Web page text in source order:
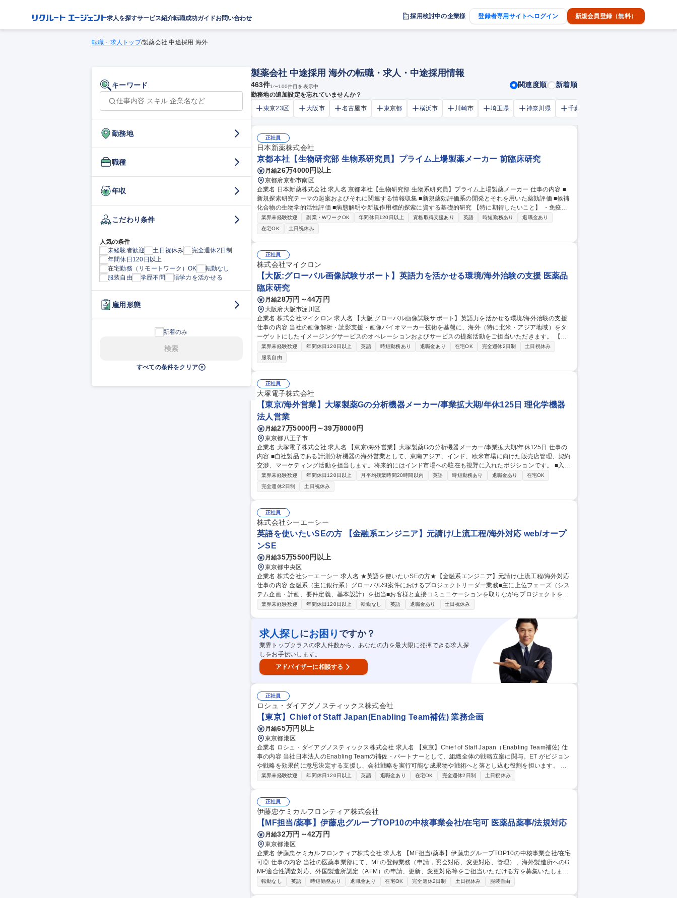
求人を探すサービス紹介転職成功ガイドお問い合わせ 採用検討中の企業様 登録者専用サイトへログイン 新規会員登録（無料）
転職・求人トップ/製薬会社 中途採用 海外
キーワード
勤務地
職種
年収
こだわり条件
人気の条件
未経験者歓迎
土日祝休み
完全週休2日制
年間休日120日以上
在宅勤務（リモートワーク）OK
転勤なし
服装自由
学歴不問 語学力を活かせる
雇用形態
新着のみ
検索
すべての条件をクリア
製薬会社 中途採用 海外の転職・求人・中途採用情報
463件1〜100件目を表示中 関連度順 新着順
勤務地の追加設定を忘れていませんか？
東京23区
大阪市 名古屋市 東京都 横浜市 川崎市 埼玉県 神奈川県 千葉市
正社員
日本新薬株式会社
京都本社【生物研究部 生物系研究員】プライム上場製薬メーカー 前臨床研究
月給26万4000円以上
京都府京都市南区
企業名 日本新薬株式会社 求人名 京都本社【生物研究部 生物系研究員】プライム上場製薬メーカー 仕事の内容 ■
新規探索研究テーマの起案およびそれに関連する情報収集 ■新規薬効評価系の開発とそれを用いた薬効評価 ■候補
化合物の生物学的活性評価 ■病態解明や新規作用標的探索に資する基礎的研究 【特に期待したいこと】 ・免疫疾
患に関連した研究テーマや基礎的研究の立案ならびに推進 ・専門知識・技術に基づいた研究員に対する指導・ア
ドバイス 募集職種 京都本社【生物研究部 生物系研究員】プライム上場製薬メーカー
業界未経験歓迎 副業・WワークOK 年間休日120日以上 資格取得支援あり 英語 時短勤務あり
退職金あり
在宅OK
土日祝休み
正社員
株式会社マイクロン
【大阪:グローバル画像試験サポート】英語力を活かせる環境/海外治験の支援 医薬品
臨床研究
月給28万円～44万円
大阪府大阪市淀川区
企業名 株式会社マイクロン 求人名 【大阪:グローバル画像試験サポート】英語力を活かせる環境/海外治験の支援
仕事の内容 当社の画像解析・読影支援・画像バイオマーカー技術を基盤に、海外（特に北米・アジア地域）をタ
ーゲットにしたイメージングサービスのオペレーションおよびサービスの提案活動をご担当いただきます。 【業
務内容】■海外製薬企業・医療機関との英語メール・Web会議対応 ■画像取得～納品までの工程管理（スケジュー
ル調整・品質管理） ■英語での撮像手順書（Imaging Manual等）作成・レビュー ■海外施設・技師へのトレーニ
ングや問い合わせ対応 ■国際ガイドラインや医学論文に基づく業務提案・文献調査 ■海外パートナーとの連携・英
語会議ファシリテーション 募集職種 【大阪:グローバル画像試験サポート】英語力を活かせる環境/海外治験の支
援
業界未経験歓迎 年間休日120日以上 英語 時短勤務あり 退職金あり 在宅OK 完全週休2日制
土日祝休み
服装自由
正社員
大塚電子株式会社
【東京/海外営業】大塚製薬Gの分析機器メーカー/事業拡大期/年休125日 理化学機器
法人営業
月給27万5000円～39万8000円
東京都八王子市
企業名 大塚電子株式会社 求人名 【東京/海外営業】大塚製薬Gの分析機器メーカー/事業拡大期/年休125日 仕事の
内容 ■自社製品である計測分析機器の海外営業として、東南アジア、インド、欧米市場に向けた販売店管理、契約
交渉、マーケティング活動を担当します。将来的にはインド市場への駐在も視野に入れたポジションです。 ■入社
後は国内営業への同行や実務立会いなどの手厚い研修を通じて製品知識を習得していただきます。その後は既存
販売店のサポートや新規開拓を担い、現地のニーズを分析して最適な展開手法を提言するマーケティング視点で
の活躍が求められます。 ■単に製品を販売するにとどまらず、事業戦略に直結する裁量の大きな業務であり、大塚
グループの独自の技術を世界中に届ける社会的意義の大きなミッションです。 募集職種 【東京/海外営業】大塚製
薬Gの分析機器メーカー/事業拡大期/年休125日
業界未経験歓迎 年間休日120日以上 月平均残業時間20時間以内 英語 時短勤務あり 退職金あり
在宅OK
完全週休2日制
土日祝休み
正社員
株式会社シーエーシー
英語を使いたいSEの方 【金融系エンジニア】元請け/上流工程/海外対応 web/オープ
ンSE
月給35万5500円以上
東京都中央区
企業名 株式会社シーエーシー 求人名 ★英語を使いたいSEの方★【金融系エンジニア】元請け/上流工程/海外対応
仕事の内容 金融系（主に銀行系）グローバルSI案件におけるプロジェクトリーダー業務■主に上位フェーズ（シス
テム企画・計画、要件定義、基本設計）を担当■お客様と直接コミュニケーションを取りながらプロジェクトを推
進 【具体的には】大手銀行企業を顧客として、金融系グローバルSI案件のプロジェクトリーダーとして活躍して
を立案。プロジェクト全体の進行管理や品質管理も行います。海外支店向けのシステム開発も扱うため、英語力
を活かした業務も可能です。。 募集職種 ★英語を使いたいSEの方★【金融系エンジニア】元請け/上流工程/海外
対応
業界未経験歓迎 年間休日120日以上 転勤なし 英語 退職金あり 土日祝休み
求人探しにお困り ですか？
業界トップクラスの求人件数から、あなたの力を最大限に発揮できる求人探
しをお手伝いします。
アドバイザーに相談する
正社員
ロシュ・ダイアグノスティックス株式会社
【東京】Chief of Staff Japan(Enabling Team補佐) 業務企画
月給65万円以上
東京都港区
企業名 ロシュ・ダイアグノスティックス株式会社 求人名 【東京】Chief of Staff Japan（Enabling Team補佐) 仕
事の内容 当社日本法人のEnabling Teamの補佐・パートナーとして、組織全体の戦略立案に関与。ET がビジョン
や戦略を効果的に意思決定する支援し、会社戦略を実行可能な成果物や戦術へと落とし込む役割を担います。 ・
戦略的優先事項の策定支援：ロシュグローバル、及び IVD 事業の目標に沿った、短期的および長期的な優先事項
容のレビューと議論のバランス調整、対話のモデレートを行い、効果的な会議を設計・運営含む） 等 募集職種
【東京】Chief of Staff Japan（Enabling Team補佐)
業界未経験歓迎 年間休日120日以上 英語 退職金あり 在宅OK 完全週休2日制 土日祝休み
正社員
伊藤忠ケミカルフロンティア株式会社
【MF担当/薬事】伊藤忠グループTOP10の中核事業会社/在宅可 医薬品薬事/法規対応
月給32万円～42万円
東京都港区
企業名 伊藤忠ケミカルフロンティア株式会社 求人名 【MF担当/薬事】伊藤忠グループTOP10の中核事業会社/在宅
可◎ 仕事の内容 当社の医薬事業部にて、MFの登録業務（申請，照会対応、変更対応、管理）、海外製造所へのG
MP適合性調査対応、外国製造所認定（AFM）の申請、更新、変更対応等をご担当いただける方を募集いたしま
す。 【入社後想定される職務内容】 課の業務担当者として，プロジェクトベースのMF,GMP,AFM業務、社内外の
転勤なし 英語 時短勤務あり 退職金あり 在宅OK 完全週休2日制 土日祝休み 服装自由